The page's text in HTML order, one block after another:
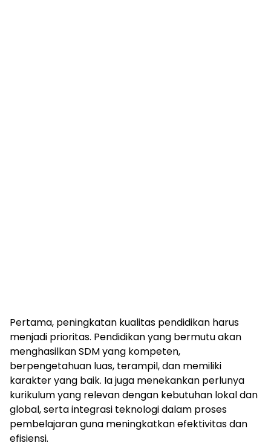
Pertama, peningkatan kualitas pendidikan harus
menjadi prioritas. Pendidikan yang bermutu akan
menghasilkan SDM yang kompeten,
berpengetahuan luas, terampil, dan memiliki
karakter yang baik. Ia juga menekankan perlunya
kurikulum yang relevan dengan kebutuhan lokal dan
global, serta integrasi teknologi dalam proses
pembelajaran guna meningkatkan efektivitas dan
efisiensi.